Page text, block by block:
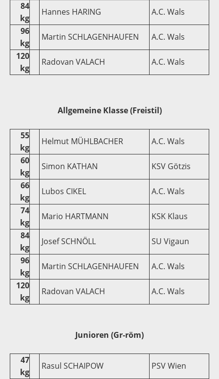
84
kg
Hannes HARING
A.C. Wals
96
kg
Martin SCHLAGENHAUFEN
A.C. Wals
120
kg
Radovan VALACH A.C. Wals
Allgemeine Klasse (Freistil)
55
kg
Helmut MÜHLBACHER
A.C. Wals
60
kg
Simon KATHAN
KSV Götzis
66
kg
Lubos CIKEL
A.C. Wals
74
kg
Mario HARTMANN
KSK Klaus
84
kg
Josef SCHNÖLL
SU Vigaun
96
kg
Martin SCHLAGENHAUFEN
A.C. Wals
120
kg
Radovan VALACH A.C. Wals
Junioren (Gr-röm)
47
kg
Rasul SCHAIPOW
PSV Wien